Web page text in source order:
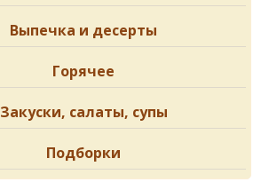
Выпечка и десерты
Горячее
Закуски, салаты, супы
Подборки